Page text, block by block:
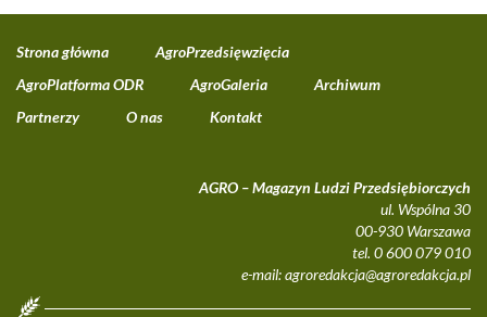
Strona główna
AgroPrzedsięwzięcia
AgroPlatforma ODR
AgroGaleria
Archiwum
Partnerzy
O nas Kontakt
AGRO – Magazyn Ludzi Przedsiębiorczych
ul. Wspólna 30
00-930 Warszawa
tel. 0 600 079 010
e-mail:agroredakcja@agroredakcja.pl